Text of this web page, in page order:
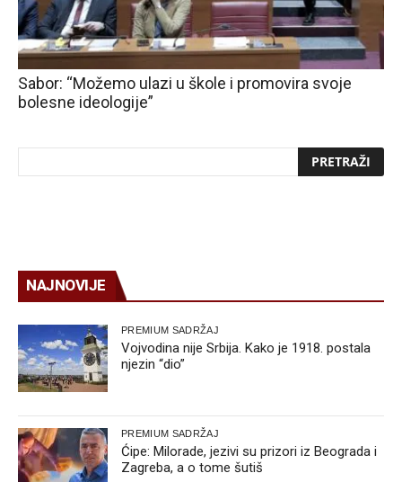
Sabor: “Možemo ulazi u škole i promovira svoje
bolesne ideologije”
NAJNOVIJE
PREMIUM SADRŽAJ
Vojvodina nije Srbija. Kako je 1918. postala
njezin “dio”
PREMIUM SADRŽAJ
Ćipe: Milorade, jezivi su prizori iz Beograda i
Zagreba, a o tome šutiš